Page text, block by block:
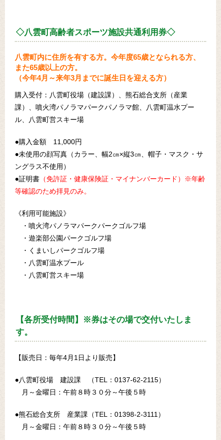
◇八雲町高齢者スポーツ施設共通利用券◇
八雲町内に住所を有する方。今年度65歳となられる方、
また65歳以上の方。
（今年4月～来年3月までに誕生日を迎える方）
購入受付：八雲町役場（建設課）、熊石総合支所（産業
課）、噴火湾パノラマパークパノラマ館、八雲町温水プー
ル、八雲町営スキー場
●購入金額 11,000円
●未使用の顔写真（カラー、幅2㎝×縦3㎝、帽子・マスク・サ
ングラス不使用）
●証明書 （免許証・健康保険証・マイナンバーカード）※年齢
等確認のため拝見のみ。
《利用可能施設》
・噴火湾パノラマパークパークゴルフ場
・遊楽部公園パークゴルフ場
・くまいしパークゴルフ場
・八雲町温水プール
・八雲町営スキー場
【各所受付時間】※券はその場で交付いたしま
す。
【販売日：毎年4月1日より販売】
●八雲町役場 建設課 （TEL：0137-62-2115）
月～金曜日：午前８時３０分～午後５時
●熊石総合支所 産業課（TEL：01398-2-3111）
月～金曜日：午前８時３０分～午後５時